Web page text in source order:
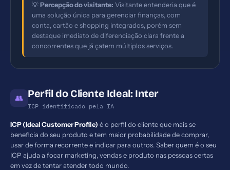
💡Percepção do visitante: Visitante entenderia que é
uma solução única para gerenciar finanças, com
conta, cartão e shopping integrados, porém sem
destaque imediato de diferenciação clara frente a
concorrentes que já çatem múltiplos serviços.
👥 Perfil do Cliente Ideal: Inter
ICP identificado pela IA
ICP (Ideal Customer Profile) é o perfil do cliente que mais se
beneficia do seu produto e tem maior probabilidade de comprar,
usar de forma recorrente e indicar para outros. Saber quem é o seu
ICP ajuda a focar marketing, vendas e produto nas pessoas certas
em vez de tentar atender todo mundo.